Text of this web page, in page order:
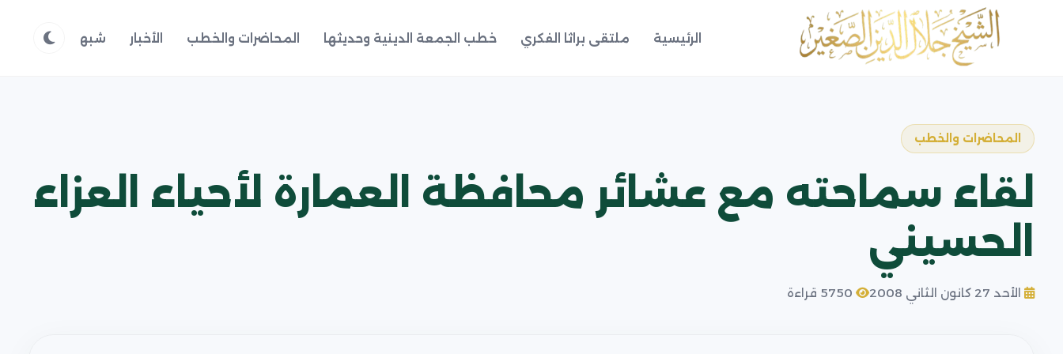
الرئيسية ملتقى براثا الفكري خطب الجمعة الدينية وحديثها المحاضرات والخطب الأخبار شبهات وردود
المحاضرات والخطب
لقاء سماحته مع عشائر محافظة العمارة لأحياء العزاء
الحسيني
الأحد 27 كانون الثاني 2008